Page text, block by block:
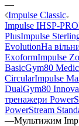
—
Impulse Classic
Impulse IHSP-PRO
PlusImpulse
EvolutionНа
ExoformImpulse
BasicGym80
CircularImpulse
DualGym80
тренажери
PowerStream
—Мультижим